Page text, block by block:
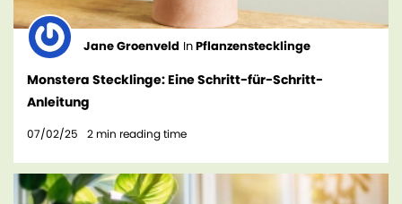
Jane Groenveld InPflanzenstecklinge
Monstera Stecklinge: Eine Schritt-für-Schritt-
Anleitung
07/02/25 2 min reading time